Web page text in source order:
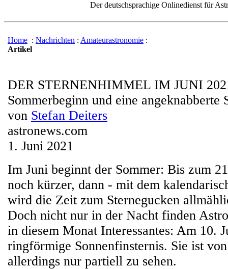
Der deutschsprachige Onlinedienst für
Home : Nachrichten : Amateurastronomie :
Artikel
DER STERNENHIMMEL IM JUNI
Sommerbeginn und eine angeknabberte
von Stefan Deiters
astronews.com
1. Juni 2021
Im Juni beginnt der Sommer: Bis zum
noch kürzer, dann - mit dem
wird die Zeit zum Sternegucken
Doch nicht nur in der Nacht finden
in diesem Monat Interessantes: Am 10.
ringförmige Sonnenfinsternis. Sie ist
allerdings nur partiell zu sehen.